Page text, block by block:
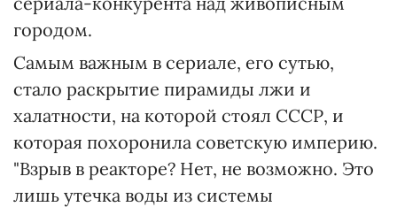
городом.
Самым важным в сериале, его сутью,
стало раскрытие пирамиды лжи и
халатности, на которой стоял СССР, и
которая похоронила советскую империю.
"Взрыв в реакторе? Нет, не возможно. Это
лишь утечка воды из системы